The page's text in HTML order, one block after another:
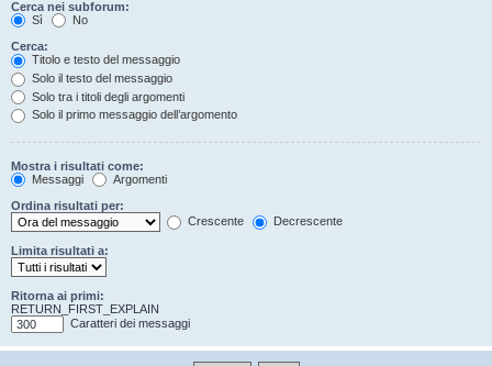
Cerca nei subforum:
Sì
No
Cerca:
Titolo e testo del messaggio
Solo il testo del messaggio
Solo tra i titoli degli argomenti
Solo il primo messaggio dell’argomento
Mostra i risultati come:
Messaggi
Argomenti
Ordina risultati per:
Crescente
Decrescente
Limita risultati a:
Ritorna ai primi:
RETURN_FIRST_EXPLAIN
Caratteri dei messaggi